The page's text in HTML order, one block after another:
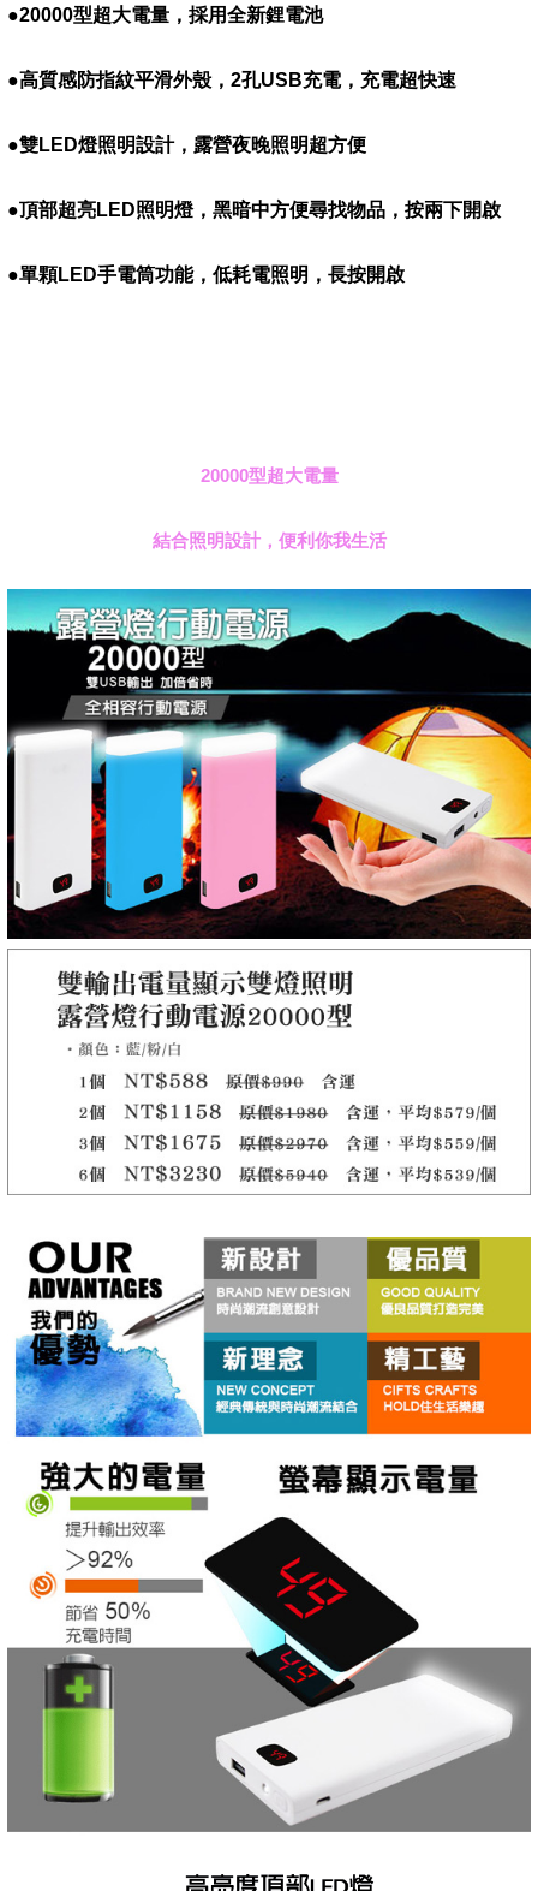
●20000型超大電量，採用全新鋰電池
●高質感防指紋平滑外殼， 2孔USB充電，充電超快速
●雙LED燈照明設計，露營夜晚照明超方便
●頂部超亮LED照明燈，黑暗中方便尋找物品，按兩下開啟
●單顆LED手電筒功能，低耗電照明，長按開啟
20000型超大電量
結合照明設計，便利你我生活